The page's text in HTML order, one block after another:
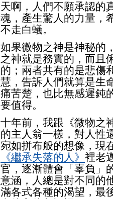
天啊，人們不願承認的
魂，產生驚人的力量，
不走白蟻。
如果微物之神是神秘的
之神就是務實的，而且
的；兩者共有的是悲傷
慧，告訴人們就算是生
痛苦楚，也比無感遲鈍
要值得。
十年前，我跟《微物之
的主人翁一樣，對人性
宛如拼布般的想像，現
《繼承失落的人》 裡老
官，逐漸體會「辜負」
意涵，人總是對不同的
滿各式各種的渴望，最